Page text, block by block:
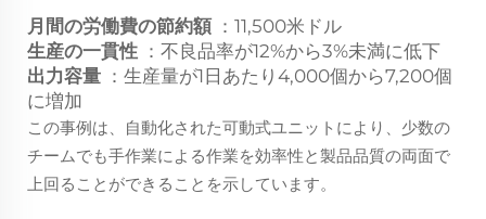
月間の労働費の節約額 ：11,500米ドル
生産の一貫性 ：不良品率が12%から3%未満に低下
出力容量 ：生産量が1日あたり4,000個から7,200個
に増加
この事例は、自動化された可動式ユニットにより、少数の
チームでも手作業による作業を効率性と製品品質の両面で
上回ることができることを示しています。